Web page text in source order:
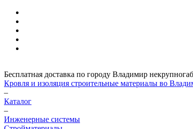
Бесплатная доставка по городу Владимир
Кровля и изоляция строительные материалы во
–
Каталог
–
Инженерные системы